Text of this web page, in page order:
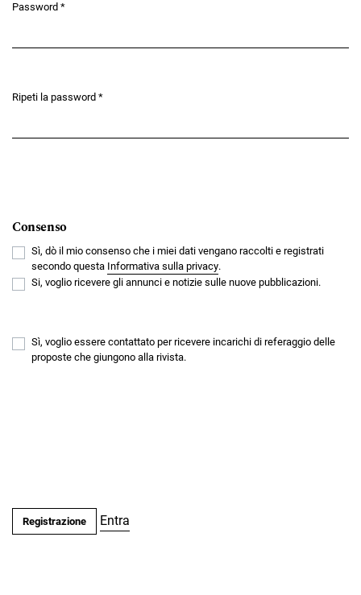
Password *
Ripeti la password *
Consenso
Sì, dò il mio consenso che i miei dati vengano raccolti e registrati
secondo questa Informativa sulla privacy.
Si, voglio ricevere gli annunci e notizie sulle nuove pubblicazioni.
Sì, voglio essere contattato per ricevere incarichi di referaggio delle
proposte che giungono alla rivista.
Registrazione Entra